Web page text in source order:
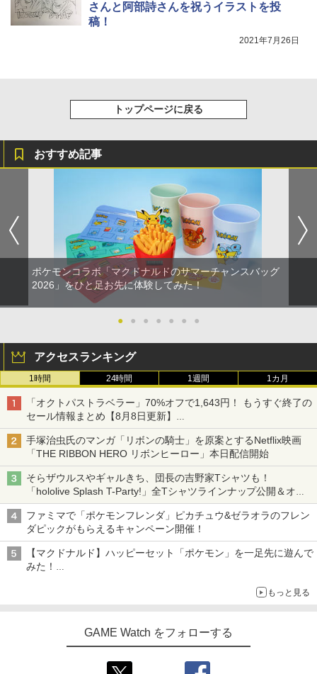
さんと阿部詩さんを祝うイラストを投
稿！
2021年7月26日
トップページに戻る
おすすめ記事
ポケモンコラボ「マクドナルドのサマーチャンスバッグ
2026」をひと足お先に体験してみた！
● ● ● ● ● ● ●
アクセスランキング
1時間 24時間 1週間 1カ月
「オクトパストラベラー」70%オフで1,643円！ もうすぐ終了の
セール情報まとめ【8月8日更新】
ニンテンドーeショップでは「大神 絶景版」が67%オフで990円
手塚治虫氏のマンガ「リボンの騎士」を原案とするNetflix映画
「THE RIBBON HERO リボンヒーロー」本日配信開始
そらザウルスやギャルきち、団長の吉野家Tシャツも！
「hololive Splash T-Party!」全Tシャツラインナップ公開＆オン
ライン販売開始
ファミマで「ポケモンフレンダ」ピカチュウ&ゼラオラのフレン
ダピックがもらえるキャンペーン開催！
【マクドナルド】ハッピーセット「ポケモン」を一足先に遊んで
みた！
もっと見る
GAME Watch をフォローする